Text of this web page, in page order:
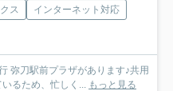
ス
インターネット対応
弥刀駅前プラザがあります♪共用
るため、忙しく...
もっと見る